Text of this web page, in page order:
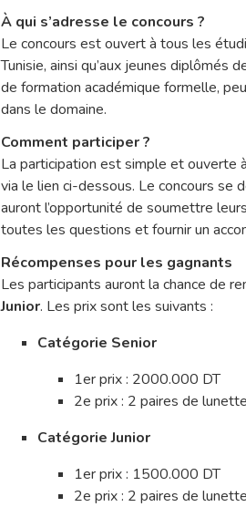
À qui s’adresse le concours ?
Le concours est ouvert à tous les
Tunisie, ainsi qu’aux jeunes diplômés
de formation académique formelle,
dans le domaine.
Comment participer ?
La participation est simple et ouverte
via le lien ci-dessous. Le concours se
auront l’opportunité de soumettre
toutes les questions et fournir un
Récompenses pour les gagnants
Les participants auront la chance de
Junior. Les prix sont les suivants :
Catégorie Senior
1er prix : 2000.000 DT
2e prix : 2 paires de
Catégorie Junior
1er prix : 1500.000 DT
2e prix : 2 paires de